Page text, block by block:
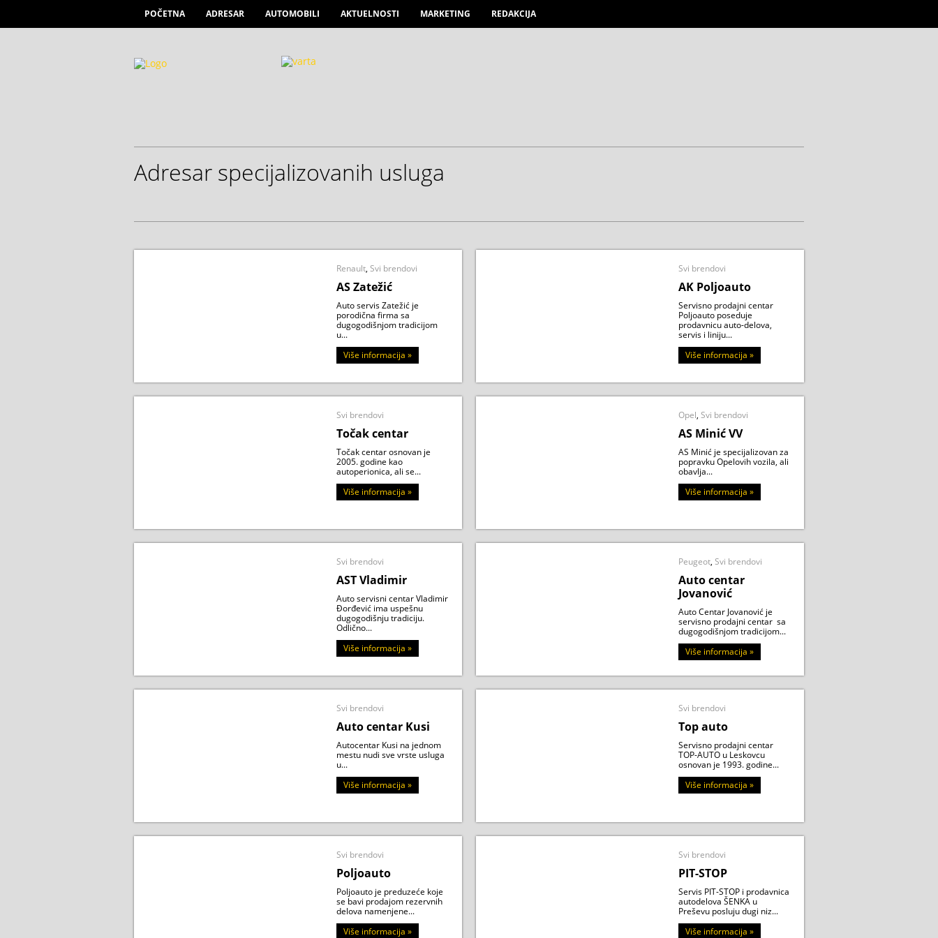
POČETNA ADRESAR AUTOMOBILI AKTUELNOSTI MARKETING REDAKCIJA
Adresar specijalizovanih usluga
Renault, Svi brendovi
AS Zatežić
Auto servis Zatežić je
porodična firma sa
dugogodišnjom tradicijom
u...
Više informacija »
Svi brendovi
AK Poljoauto
Servisno prodajni centar
Poljoauto poseduje
prodavnicu auto-delova,
servis i liniju...
Više informacija »
Svi brendovi
Točak centar
Točak centar osnovan je
2005. godine kao
autoperionica, ali se...
Više informacija »
Opel, Svi brendovi
AS Minić VV
AS Minić je specijalizovan za
popravku Opelovih vozila, ali
obavlja...
Više informacija »
Svi brendovi
AST Vladimir
Auto servisni centar Vladimir
Đorđević ima uspešnu
dugogodišnju tradiciju.
Odlično...
Više informacija »
Peugeot, Svi brendovi
Auto centar
Jovanović
Auto Centar Jovanović je
servisno prodajni centar sa
dugogodišnjom tradicijom...
Više informacija »
Svi brendovi
Auto centar Kusi
Autocentar Kusi na jednom
mestu nudi sve vrste usluga
u...
Više informacija »
Svi brendovi
Top auto
Servisno prodajni centar
TOP-AUTO u Leskovcu
osnovan je 1993. godine...
Više informacija »
Svi brendovi
Poljoauto
Poljoauto je preduzeće koje
se bavi prodajom rezervnih
delova namenjene...
Više informacija »
Svi brendovi
PIT-STOP
Servis PIT-STOP i prodavnica
autodelova ŠENKA u
Preševu posluju dugi niz...
Više informacija »